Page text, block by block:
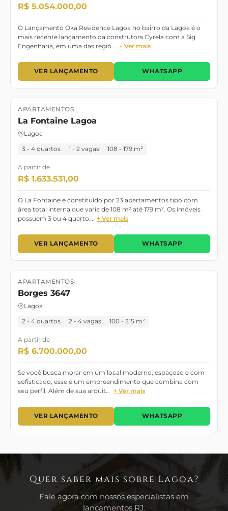
R$ 5.054.000,00
O Lançamento Oka Residence Lagoa no bairro da Lagoa é o
mais recente lançamento da construtora Cyrela com a Sig
Engenharia, em uma das regiõ… + Ver mais
VER LANÇAMENTO WHATSAPP
Lançamento Pronto para morar
APARTAMENTOS
La Fontaine Lagoa
Lagoa
3 - 4 quartos 1 - 2 vagas 108 - 179 m²
A partir de
R$ 1.633.531,00
O La Fontaine é constituído por 23 apartamentos tipo com
área total interna que varia de 108 m² até 179 m². Os imóveis
possuem 3 ou 4 quarto… + Ver mais
VER LANÇAMENTO WHATSAPP
Lançamento Pronto para Morar
APARTAMENTOS
Borges 3647
Lagoa
2 - 4 quartos 2 - 4 vagas 100 - 315 m²
A partir de
R$ 6.700.000,00
Se você busca morar em um local moderno, espaçoso e com
sofisticado, esse é um empreendimento que combina com
seu perfil. Além de sua arquit… + Ver mais
VER LANÇAMENTO WHATSAPP
Quer saber mais sobre Lagoa?
Fale agora com nossos especialistas em
lançamentos RJ.